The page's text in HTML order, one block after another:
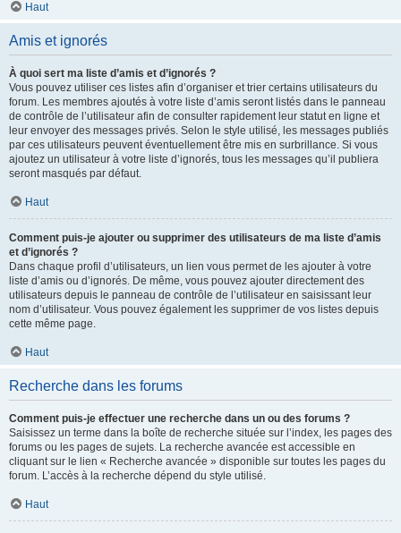
Haut
Amis et ignorés
À quoi sert ma liste d’amis et d’ignorés ?
Vous pouvez utiliser ces listes afin d’organiser et trier certains utilisateurs du
forum. Les membres ajoutés à votre liste d’amis seront listés dans le panneau
de contrôle de l’utilisateur afin de consulter rapidement leur statut en ligne et
leur envoyer des messages privés. Selon le style utilisé, les messages publiés
par ces utilisateurs peuvent éventuellement être mis en surbrillance. Si vous
ajoutez un utilisateur à votre liste d’ignorés, tous les messages qu’il publiera
seront masqués par défaut.
Haut
Comment puis-je ajouter ou supprimer des utilisateurs de ma liste d’amis
et d’ignorés ?
Dans chaque profil d’utilisateurs, un lien vous permet de les ajouter à votre
liste d’amis ou d’ignorés. De même, vous pouvez ajouter directement des
utilisateurs depuis le panneau de contrôle de l’utilisateur en saisissant leur
nom d’utilisateur. Vous pouvez également les supprimer de vos listes depuis
cette même page.
Haut
Recherche dans les forums
Comment puis-je effectuer une recherche dans un ou des forums ?
Saisissez un terme dans la boîte de recherche située sur l’index, les pages des
forums ou les pages de sujets. La recherche avancée est accessible en
cliquant sur le lien « Recherche avancée » disponible sur toutes les pages du
forum. L’accès à la recherche dépend du style utilisé.
Haut